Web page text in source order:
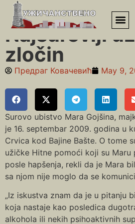
Почетна»Najsuroviji užički zločin
Najsuroviji
zločin
Предраг Ковачевић May 9,
Surovo ubistvo Mara Gojšina,
je 16. septembar 2009. godina u
Crvica kod Bajine Bašte. O tome
užičke Hitne pomoći koji su Maru
posle hapšenja, rekli da je Mara
sa njom nije moglo da se
„Iz iskustva znam da je u pitanju
koja nastaje kao posledica
alkohola ili nekih psihoaktivnih